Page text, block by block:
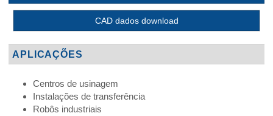
CAD dados download
APLICAÇÕES
Centros de usinagem
Instalações de transferência
Robôs industriais